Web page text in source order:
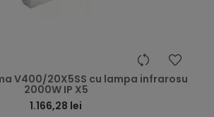
V400/20X5SS cu lampa infrarosu
2000W IP X5
1.166,28 lei